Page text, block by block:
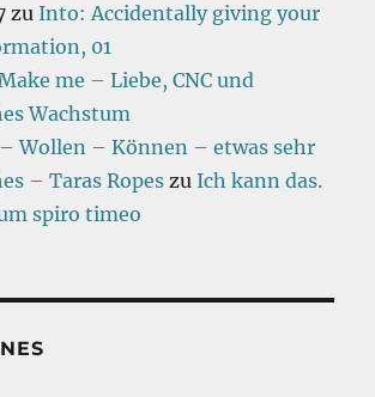
zuInto: Accidentally giving your
01
me – Liebe, CNC und
Wachstum
Wollen – Können – etwas sehr
– Taras Ropes zuIch kann das.
spiro timeo